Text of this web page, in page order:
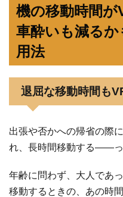
機の移動時間が
車酔いも減るか
用法
退屈な移動時間も
出張や否かへの帰省の際
れ、長時間移動する――っ
年齢に問わず、大人であ
移動するときの、あの時